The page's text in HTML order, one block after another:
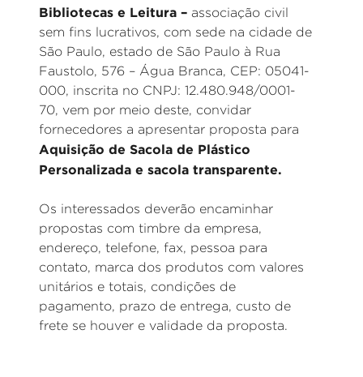
Bibliotecas e Leitura – associação civil
sem fins lucrativos, com sede na cidade de
São Paulo, estado de São Paulo à Rua
Faustolo, 576 – Água Branca, CEP: 05041-
000, inscrita no CNPJ: 12.480.948/0001-
70, vem por meio deste, convidar
fornecedores a apresentar proposta para
Aquisição de Sacola de Plástico
Personalizada e sacola transparente.
Os interessados deverão encaminhar
propostas com timbre da empresa,
endereço, telefone, fax, pessoa para
contato, marca dos produtos com valores
unitários e totais, condições de
pagamento, prazo de entrega, custo de
frete se houver e validade da proposta.